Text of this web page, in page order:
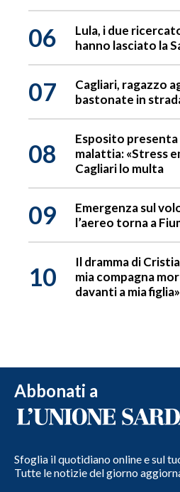
06
Lula, i due
hanno lasciato la
07
Cagliari, ragazzo
bastonate in
08
Esposito
malattia: «Stress
Cagliari lo multa
09
Emergenza sul
l’aereo torna a
10
Il dramma di
mia compagna
davanti a mia figlia»
Abbonati a
Sfoglia il quotidiano online e sul
Tutte le notizie del giorno